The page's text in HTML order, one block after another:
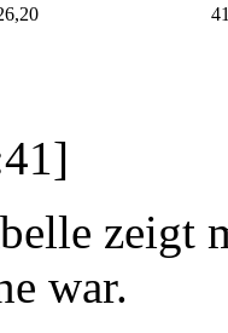
zeigt
war.